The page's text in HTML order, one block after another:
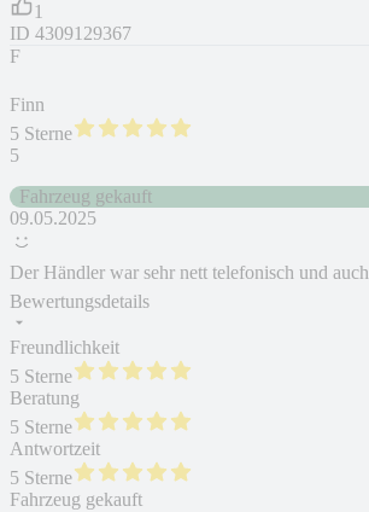
1
ID 4309129367
F
Finn
5 Sterne
5
Fahrzeug gekauft
09.05.2025
Der Händler war sehr nett telefonisch und
Bewertungsdetails
Freundlichkeit
5 Sterne
Beratung
5 Sterne
Antwortzeit
5 Sterne
Fahrzeug gekauft